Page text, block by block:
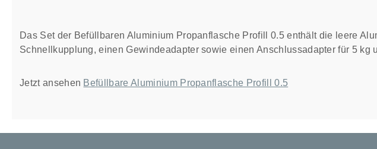
Das Set der Befüllbaren Aluminium Propanflasche Profill 0.5 enthält die leere
Schnellkupplung, einen Gewindeadapter sowie einen Anschlussadapter für 5
Jetzt ansehen Befüllbare Aluminium Propanflasche Profill 0.5